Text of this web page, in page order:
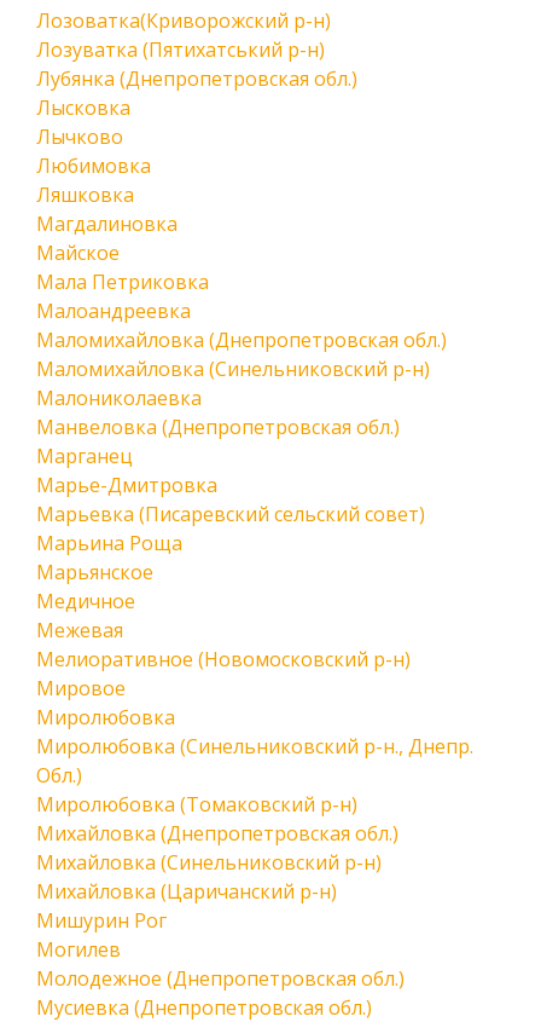
Лозоватка(Криворожский р-н)
Лозуватка (Пятихатський р-н)
Лубянка (Днепропетровская обл.)
Лысковка
Лычково
Любимовка
Ляшковка
Магдалиновка
Майское
Мала Петриковка
Малоандреевка
Маломихайловка (Днепропетровская обл.)
Маломихайловка (Синельниковский р-н)
Малониколаевка
Манвеловка (Днепропетровская обл.)
Марганец
Марье-Дмитровка
Марьевка (Писаревский сельский совет)
Марьина Роща
Марьянское
Медичное
Межевая
Мелиоративное (Новомосковский р-н)
Мировое
Миролюбовка
Миролюбовка (Синельниковский р-н., Днепр.
Обл.)
Миролюбовка (Томаковский р-н)
Михайловка (Днепропетровская обл.)
Михайловка (Синельниковский р-н)
Михайловка (Царичанский р-н)
Мишурин Рог
Могилев
Молодежное (Днепропетровская обл.)
Мусиевка (Днепропетровская обл.)